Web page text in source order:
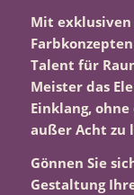
Mit
Talent für
Meister das
Einklang,
außer Acht zu
Gönnen Sie
Gestaltung